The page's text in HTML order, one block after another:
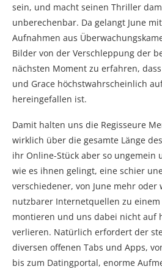
sein, und macht seinen Thriller
unberechenbar. Da gelangt June
Aufnahmen aus
Bilder von der Verschleppung der
nächsten Moment zu erfahren,
und Grace höchstwahrscheinlich
hereingefallen ist.
Damit halten uns die Regisseure
wirklich über die gesamte Länge
ihr Online-Stück aber so ungemein
wie es ihnen gelingt, eine schier
verschiedener, von June mehr
nutzbarer Internetquellen zu
montieren und uns dabei nicht auf
verlieren. Natürlich erfordert der
diversen offenen Tabs und Apps,
bis zum Datingportal, enorme